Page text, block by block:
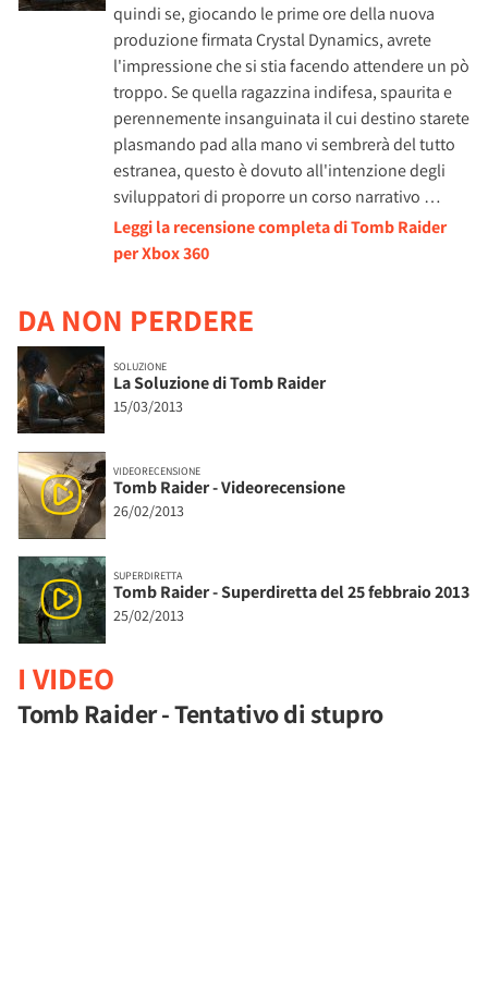
quindi se, giocando le prime ore della nuova
produzione firmata Crystal Dynamics, avrete
l'impressione che si stia facendo attendere un pò
troppo. Se quella ragazzina indifesa, spaurita e
perennemente insanguinata il cui destino starete
plasmando pad alla mano vi sembrerà del tutto
estranea, questo è dovuto all'intenzione degli
sviluppatori di proporre un corso narrativo …
Leggi la recensione completa di Tomb Raider
per Xbox 360
DA NON PERDERE
SOLUZIONE
La Soluzione di Tomb Raider
15/03/2013
VIDEORECENSIONE
Tomb Raider - Videorecensione
26/02/2013
SUPERDIRETTA
Tomb Raider - Superdiretta del 25 febbraio 2013
25/02/2013
I VIDEO
Tomb Raider - Tentativo di stupro